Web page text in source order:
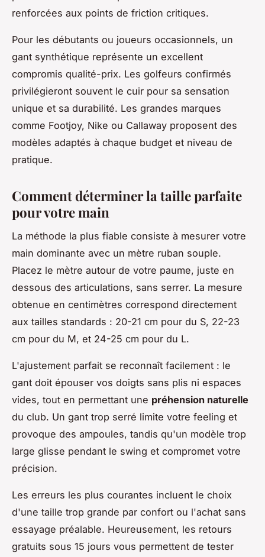
renforcées aux points de friction critiques.
Pour les débutants ou joueurs occasionnels, un
gant synthétique représente un excellent
compromis qualité-prix. Les golfeurs confirmés
privilégieront souvent le cuir pour sa sensation
unique et sa durabilité. Les grandes marques
comme Footjoy, Nike ou Callaway proposent des
modèles adaptés à chaque budget et niveau de
pratique.
Comment déterminer la taille parfaite
pour votre main
La méthode la plus fiable consiste à mesurer votre
main dominante avec un mètre ruban souple.
Placez le mètre autour de votre paume, juste en
dessous des articulations, sans serrer. La mesure
obtenue en centimètres correspond directement
aux tailles standards : 20-21 cm pour du S, 22-23
cm pour du M, et 24-25 cm pour du L.
L'ajustement parfait se reconnaît facilement : le
gant doit épouser vos doigts sans plis ni espaces
vides, tout en permettant une préhension naturelle
du club. Un gant trop serré limite votre feeling et
provoque des ampoules, tandis qu'un modèle trop
large glisse pendant le swing et compromet votre
précision.
Les erreurs les plus courantes incluent le choix
d'une taille trop grande par confort ou l'achat sans
essayage préalable. Heureusement, les retours
gratuits sous 15 jours vous permettent de tester